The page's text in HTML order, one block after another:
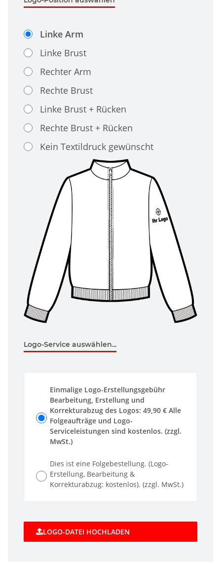
Linke Arm
Linke Brust
Rechter Arm
Rechte Brust
Linke Brust + Rücken
Rechte Brust + Rücken
Kein Textildruck gewünscht
Logo-Service auswählen...
Einmalige Logo-Erstellungsgebühr
Bearbeitung, Erstellung und
Korrekturabzug des Logos: 49,90 € Alle
Folgeaufträge und Logo-
Serviceleistungen sind kostenlos. (zzgl.
MwSt.)
Dies ist eine Folgebestellung. (Logo-
Erstellung, Bearbeitung &
Korrekturabzug: kostenlos). (zzgl. MwSt.)
LOGO-DATEI HOCHLADEN